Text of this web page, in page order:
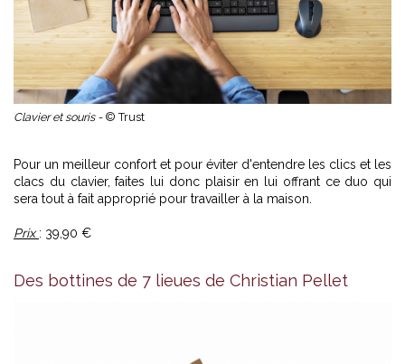
Clavier et souris - © Trust
Pour un meilleur confort et pour éviter d'entendre les clics et les
clacs du clavier, faites lui donc plaisir en lui offrant ce duo qui
sera tout à fait approprié pour travailler à la maison.
Prix: 39,90 €
Des bottines de 7 lieues de Christian Pellet